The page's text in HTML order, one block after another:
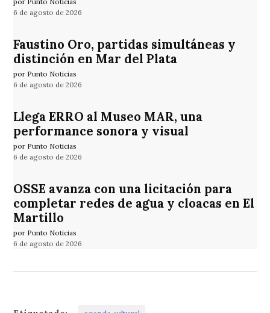
6 de agosto de 2026
Faustino Oro, partidas simultáneas y
distinción en Mar del Plata
por Punto Noticias
6 de agosto de 2026
Llega ERRO al Museo MAR, una
performance sonora y visual
por Punto Noticias
6 de agosto de 2026
OSSE avanza con una licitación para
completar redes de agua y cloacas en El
Martillo
por Punto Noticias
6 de agosto de 2026